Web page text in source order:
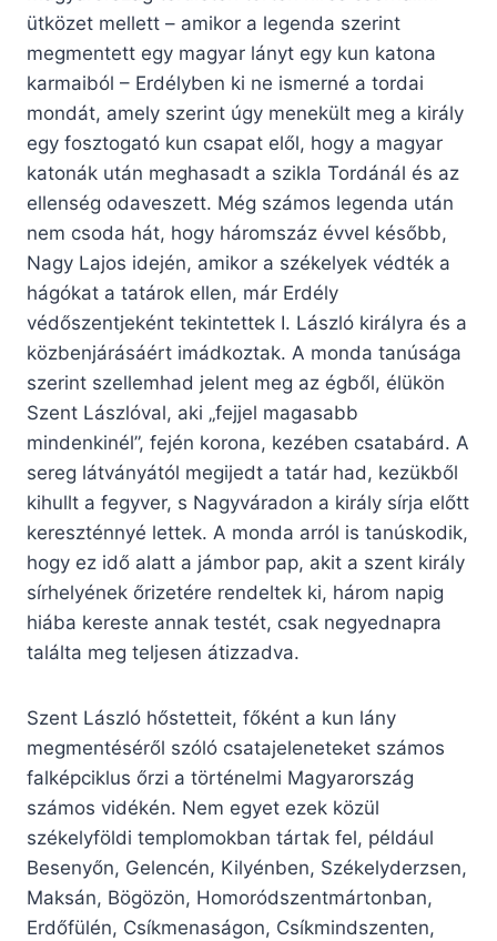
ütközet mellett – amikor a legenda szerint
megmentett egy magyar lányt egy kun katona
karmaiból – Erdélyben ki ne ismerné a tordai
mondát, amely szerint úgy menekült meg a király
egy fosztogató kun csapat elől, hogy a magyar
katonák után meghasadt a szikla Tordánál és az
ellenség odaveszett. Még számos legenda után
nem csoda hát, hogy háromszáz évvel később,
Nagy Lajos idején, amikor a székelyek védték a
hágókat a tatárok ellen, már Erdély
védőszentjeként tekintettek I. László királyra és a
közbenjárásáért imádkoztak. A monda tanúsága
szerint szellemhad jelent meg az égből, élükön
Szent Lászlóval, aki „fejjel magasabb
mindenkinél”, fején korona, kezében csatabárd. A
sereg látványától megijedt a tatár had, kezükből
kihullt a fegyver, s Nagyváradon a király sírja előtt
kereszténnyé lettek. A monda arról is tanúskodik,
hogy ez idő alatt a jámbor pap, akit a szent király
sírhelyének őrizetére rendeltek ki, három napig
hiába kereste annak testét, csak negyednapra
találta meg teljesen átizzadva.
Szent László hőstetteit, főként a kun lány
megmentéséről szóló csatajeleneteket számos
falképciklus őrzi a történelmi Magyarország
számos vidékén. Nem egyet ezek közül
székelyföldi templomokban tártak fel, például
Besenyőn, Gelencén, Kilyénben, Székelyderzsen,
Maksán, Bögözön, Homoródszentmártonban,
Erdőfülén, Csíkmenaságon, Csíkmindszenten,